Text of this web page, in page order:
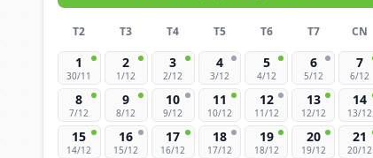
T2 T3 T4 T5 T6 T7 CN
1
30/11
2
1/12
3
2/12
4
3/12
5
4/12
6
5/12
7
6/12
8
7/12
9
8/12
10
9/12
11
10/12
12
11/12
13
12/12
14
13/12
15
14/12
16
15/12
17
16/12
18
17/12
19
18/12
20
19/12
21
20/12